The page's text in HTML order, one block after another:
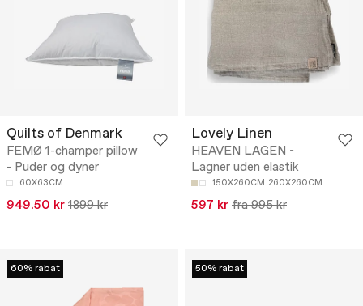
Quilts of Denmark
FEMØ 1-champer pillow
- Puder og dyner
60X63CM
949.50 kr 1899 kr
Lovely Linen
HEAVEN LAGEN -
Lagner uden elastik
150X260CM 260X260CM
597 kr fra 995 kr
60% rabat 50% rabat